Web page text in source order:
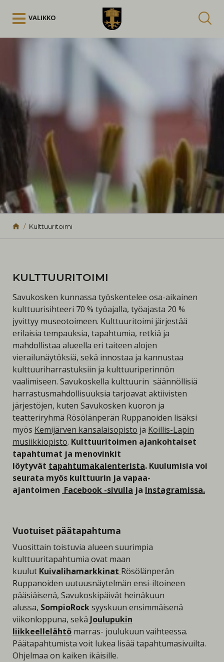
VALIKKO
Kulttuuritoimi
KULTTUURITOIMI
Savukosken kunnassa työskentelee osa-aikainen
kulttuurisihteeri 70 % työajalla, työajasta 20 %
jyvittyy museotoimeen. Kulttuuritoimi järjestää
erilaisia tempauksia, tapahtumia, retkiä ja
mahdollistaa alueella eri taiteen alojen
vierailunäytöksiä, sekä innostaa ja kannustaa
kulttuuriharrastuksiin ja kulttuuriperinnön
vaalimiseen. Savukoskella kulttuurin säännöllisiä
harrastusmahdollisuuksia tarjoavat aktiivisten
järjestöjen, kuten Savukosken kuoron ja
teatteriryhmä Rösölänperän Ruppanoiden lisäksi
myös Kemijärven kansalaisopisto ja Koillis-Lapin
musiikkiopisto. Kulttuuritoimen ajankohtaiset
tapahtumat ja menovinkit
löytyvät tapahtumakalenterista. Kuulumisia voi
seurata myös kulttuurin ja vapaa-
ajantoimen Facebook -sivulla ja Instagramissa.
Vuotuiset päätapahtuma
Vuosittain toistuvia alueen suurimpia
kulttuuritapahtumia ovat maan
kuulut Kuivalihamarkkinat Rösölänperän
Ruppanoiden uutuusnäytelmän ensi-iltoineen
pääsiäisenä, Savukoskipäivät heinäkuun
alussa, SompioRocksyyskuun ensimmäisenä
viikonloppuna, sekä Joulupukin
liikkeellelähtö marras- joulukuun vaihteessa.
Päätapahtumista voit lukea lisää tapahtumasivuilta.
Ohjelmaa on kaiken ikäisille.